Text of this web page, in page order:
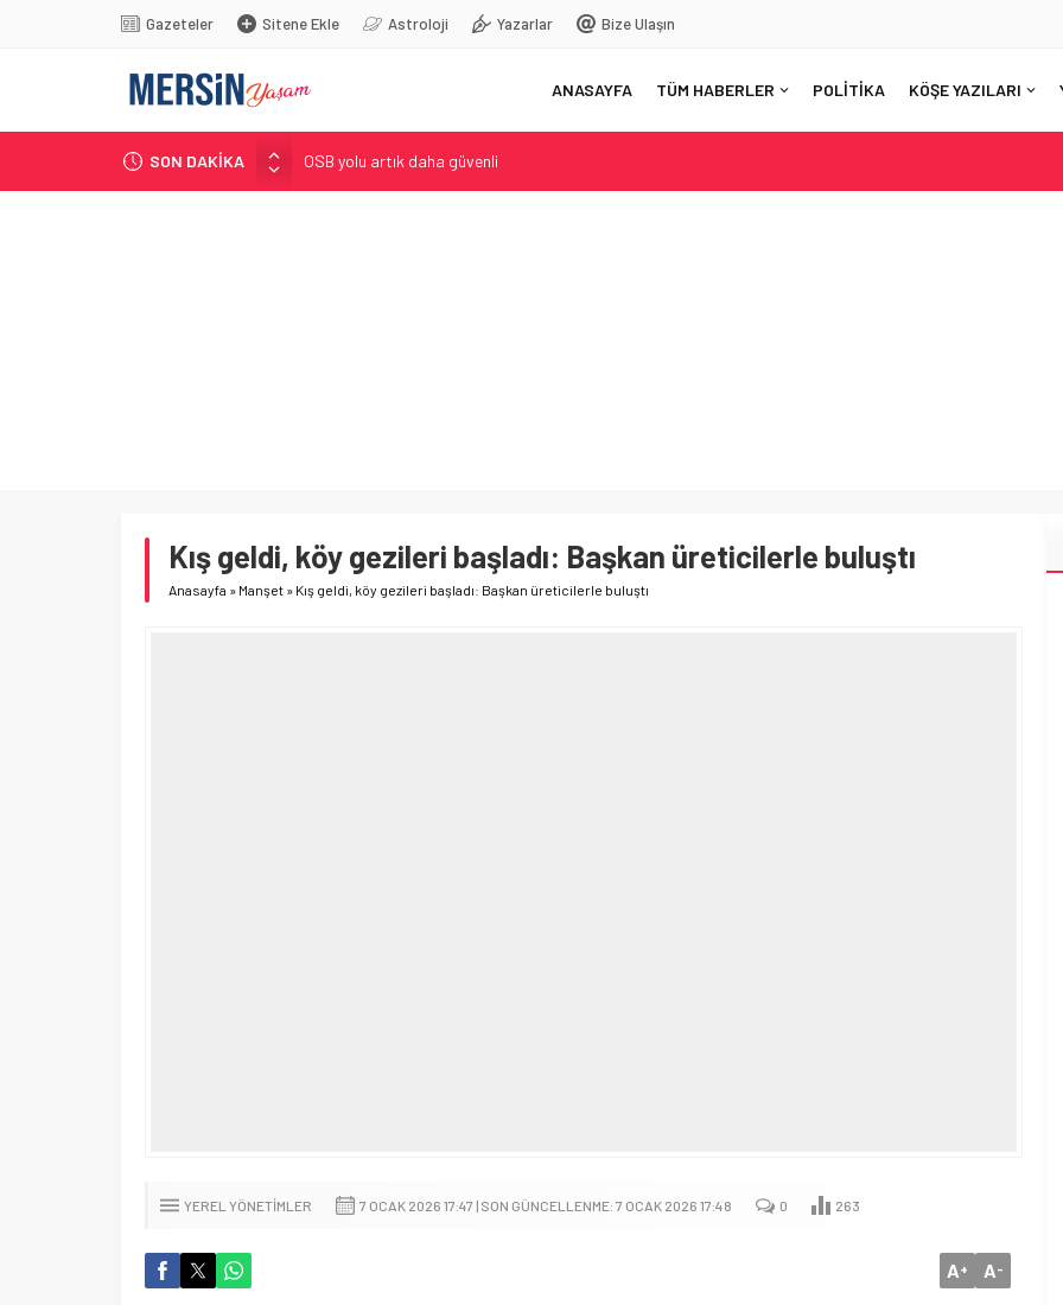
Gazeteler Sitene Ekle Astroloji Yazarlar Bize Ulaşın
ANASAYFA TÜM HABERLER POLİTİKA KÖŞE YAZILARI
SON DAKİKA
OSB yolu artık daha güvenli
Akdeniz’i feda etmeyin!
Kış geldi, köy gezileri başladı: Başkan üreticilerle buluştı
Anasayfa » Manşet » Kış geldi, köy gezileri başladı: Başkan üreticilerle buluştı
YEREL YÖNETIMLER 7 OCAK 2026 17:47 | SON GÜNCELLENME: 7 OCAK 2026 17:48 0 263
A+ A-